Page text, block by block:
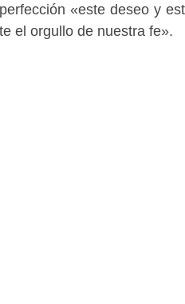
«este deseo y
el orgullo de nuestra fe».